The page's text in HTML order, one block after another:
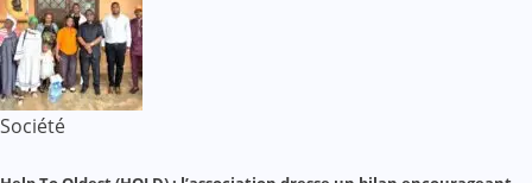
Société